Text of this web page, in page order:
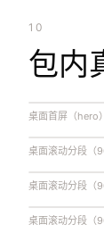
10
包内
桌面首屏（hero）
桌面滚动分段（
桌面滚动分段（
桌面滚动分段（